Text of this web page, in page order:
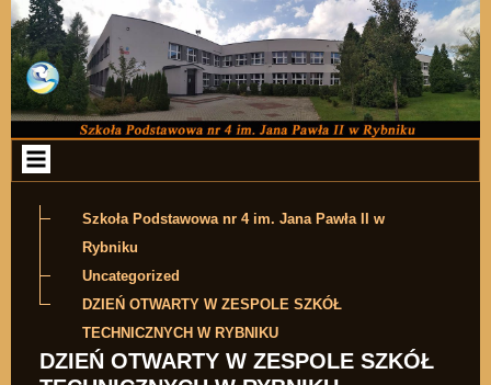
Przejdź do zawartości
Szkoła Podstawowa nr 4 im. Jana Pawła II w
Rybniku
Uncategorized
DZIEŃ OTWARTY W ZESPOLE SZKÓŁ
TECHNICZNYCH W RYBNIKU
DZIEŃ OTWARTY W ZESPOLE SZKÓŁ